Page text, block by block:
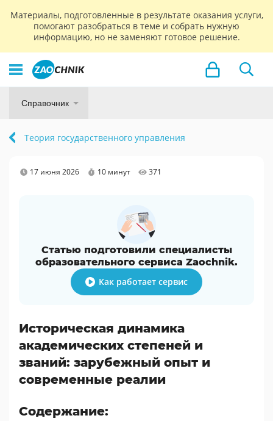
Материалы, подготовленные в результате оказания услуги,
помогают разобраться в теме и собрать нужную
информацию, но не заменяют готовое решение.
Справочник
Теория государственного управления
17 июня 2026 10 минут 371
Статью подготовили специалисты
образовательного сервиса Zaochnik.
Как работает сервис
Историческая динамика
академических степеней и
званий: зарубежный опыт и
современные реалии
Содержание: